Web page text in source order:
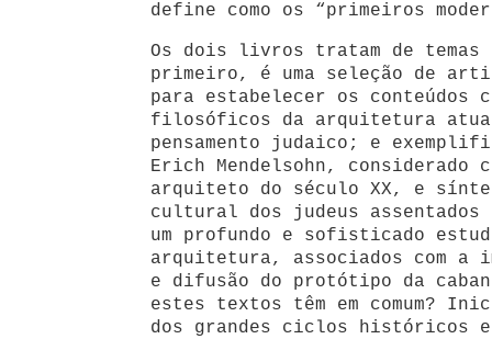
define como os “primeiros
Os dois livros tratam de
primeiro, é uma seleção de
para estabelecer os conteúdos
filosóficos da arquitetura
pensamento judaico; e
Erich Mendelsohn, considerado
arquiteto do século XX, e
cultural dos judeus
um profundo e sofisticado
arquitetura, associados com a
e difusão do protótipo da
estes textos têm em comum?
dos grandes ciclos históricos e